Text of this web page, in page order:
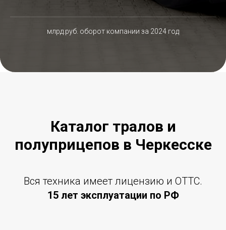
млрд.руб. оборот компании за 2024 год
Каталог тралов и
полуприцепов в Черкесске
Вся техника имеет лицензию и ОТТС.
15 лет эксплуатации по РФ